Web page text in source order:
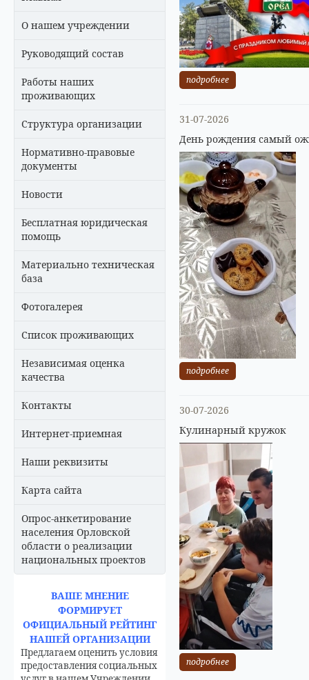
О нашем учреждении
Руководящий состав
Работы наших
проживающих
Структура организации
Нормативно-правовые
документы
Новости
Бесплатная юридическая
помощь
Материально техническая
база
Фотогалерея
Список проживающих
Независимая оценка
качества
Контакты
Интернет-приемная
Наши реквизиты
Карта сайта
Опрос-анкетирование
населения Орловской
области о реализации
национальных проектов
ВАШЕ МНЕНИЕ
ФОРМИРУЕТ
ОФИЦИАЛЬНЫЙ РЕЙТИНГ
НАШЕЙ ОРГАНИЗАЦИИ
Предлагаем оценить условия
предоставления социальных
подробнее
31-07-2026
День рождения самый
подробнее
30-07-2026
Кулинарный кружок
подробнее